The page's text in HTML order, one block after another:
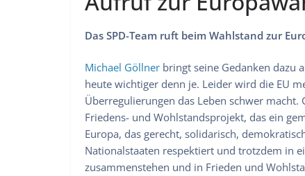
Das SPD-Team ruft beim Wahlstand zur
Michael Göllner bringt seine Gedanken dazu
heute wichtiger denn je. Leider wird die EU
Überregulierungen das Leben schwer
Friedens- und Wohlstandsprojekt, das ein
Europa, das gerecht, solidarisch,
Nationalstaaten respektiert und trotzdem in
zusammenstehen und in Frieden und